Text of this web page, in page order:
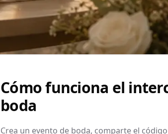
Cómo funciona el
boda
Crea un evento de boda, comparte el